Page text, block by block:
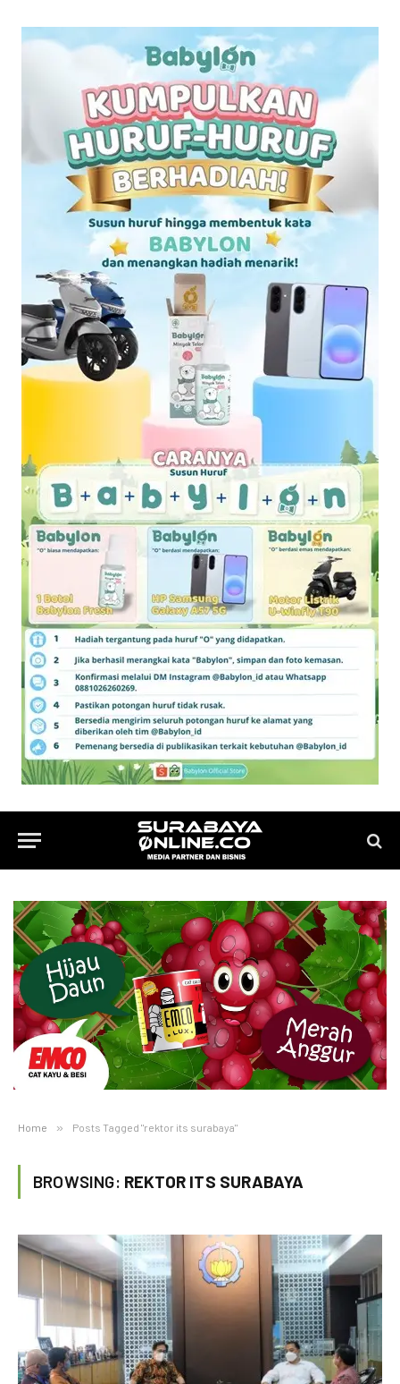
Home » Posts Tagged "rektor its surabaya"
BROWSING: REKTOR ITS SURABAYA